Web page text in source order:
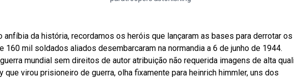
anfíbia da história, recordamos os heróis que lançaram as bases para derrotar
160 mil soldados aliados desembarcaram na normandia a 6 de junho de 1944.
mundial sem direitos de autor atribuição não requerida imagens de alta
que virou prisioneiro de guerra, olha fixamente para heinrich himmler, uns dos